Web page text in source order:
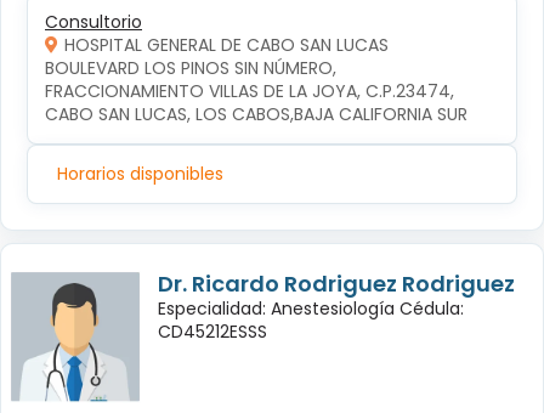
Consultorio
HOSPITAL GENERAL DE CABO SAN LUCAS
BOULEVARD LOS PINOS SIN NÚMERO,
FRACCIONAMIENTO VILLAS DE LA JOYA, C.P.23474,
CABO SAN LUCAS, LOS CABOS,BAJA CALIFORNIA SUR
Horarios disponibles
Dr. Ricardo Rodriguez Rodriguez
Especialidad: Anestesiología Cédula:
CD45212ESSS